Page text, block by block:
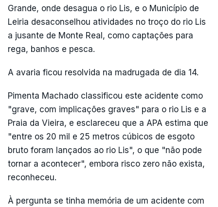
Grande, onde desagua o rio Lis, e o Município de
Leiria desaconselhou atividades no troço do rio Lis
a jusante de Monte Real, como captações para
rega, banhos e pesca.
A avaria ficou resolvida na madrugada de dia 14.
Pimenta Machado classificou este acidente como
"grave, com implicações graves" para o rio Lis e a
Praia da Vieira, e esclareceu que a APA estima que
"entre os 20 mil e 25 metros cúbicos de esgoto
bruto foram lançados ao rio Lis", o que "não pode
tornar a acontecer", embora risco zero não exista,
reconheceu.
À pergunta se tinha memória de um acidente com